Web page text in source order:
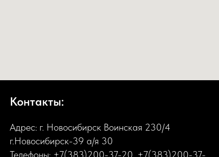
Контакты:
Адрес: г. Новосибирск Воинская 230/4
г.Новосибирск-39 а/я 30
Телефоны: +7(383)200-37-20 +7(383)200-37-